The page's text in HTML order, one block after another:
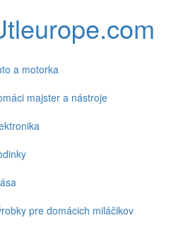
a motorka
majster a nástroje
pre domácich miláčikov